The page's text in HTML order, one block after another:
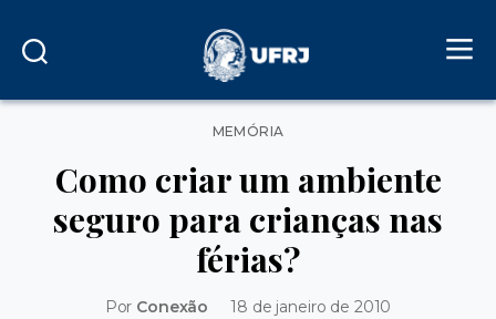
Categorias
MEMÓRIA
Como criar um ambiente
seguro para crianças nas
férias?
Por Conexão 18 de janeiro de 2010